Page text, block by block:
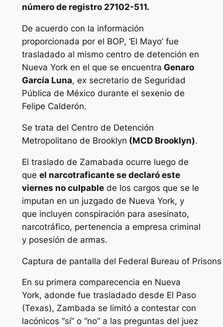
número de registro 27102-511.
De acuerdo con la información
proporcionada por el BOP, ‘El Mayo’ fue
trasladado al mismo centro de detención en
Nueva York en el que se encuentra Genaro
García Luna, ex secretario de Seguridad
Pública de México durante el sexenio de
Felipe Calderón.
Se trata del Centro de Detención
Metropolitano de Brooklyn (MCD Brooklyn).
El traslado de Zamabada ocurre luego de
que el narcotraficante se declaró este
viernes no culpablede los cargos que se le
imputan en un juzgado de Nueva York, y
que incluyen conspiración para asesinato,
narcotráfico, pertenencia a empresa criminal
y posesión de armas.
Captura de pantalla del Federal Bureau of
En su primera comparecencia en Nueva
York, adonde fue trasladado desde El Paso
(Texas), Zambada se limitó a contestar con
lacónicos “sí” o “no” a las preguntas del juez